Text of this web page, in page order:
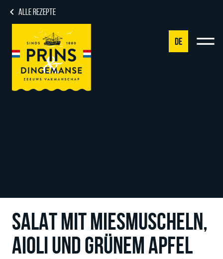
ALLE REZEPTE
DE
SALAT MIT MIESMUSCHELN,
AIOLI UND GRÜNEM APFEL